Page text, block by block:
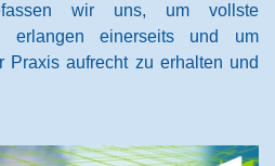
wir uns, um vollste
erlangen einerseits und um
Praxis aufrecht zu erhalten und